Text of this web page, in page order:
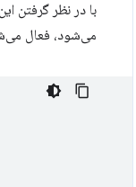
با در نظر گرفتن
می‌شود، فعال